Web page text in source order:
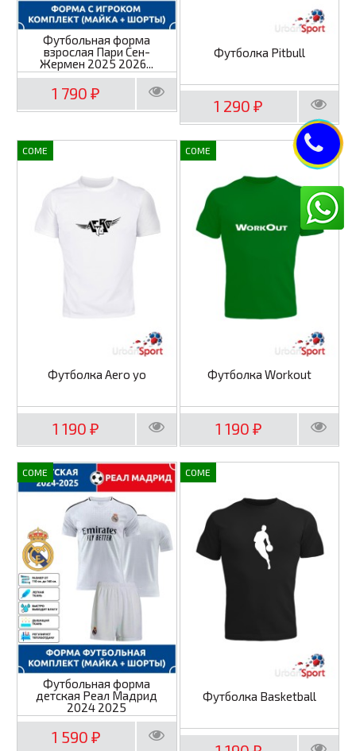
Футбольная форма
взрослая Пари Сен-
Жермен 2025 2026...
1 790₽
Футболка Pitbull
1 290₽
COME
Футболка Aero yo
1 190₽
COME
Футболка Workout
1 190 ₽
COME
Футбольная форма
детская Реал Мадрид
2024 2025
1 590 ₽
COME
Футболка Basketball